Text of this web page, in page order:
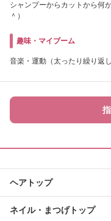
シャンプーからカットから何
＾）
趣味・マイブーム
音楽・運動（太ったり繰り返
ヘアトップ
ネイル・まつげトップ